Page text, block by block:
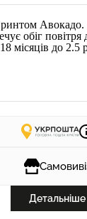
Авокадо.
обіг
місяців до 2.5
Детальніше